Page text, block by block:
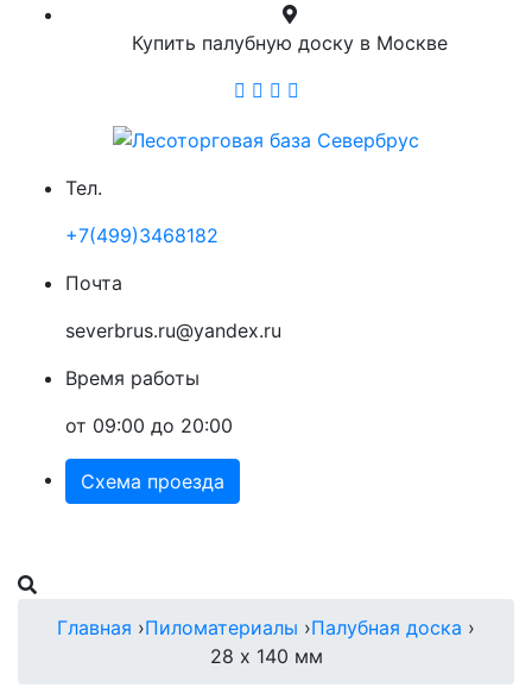
Купить палубную доску в Москве
Тел.
+7(499)3468182
Почта
severbrus.ru@yandex.ru
Время работы
от 09:00 до 20:00
Схема проезда
Главная ›Пиломатериалы ›Палубная доска ›
28 х 140 мм